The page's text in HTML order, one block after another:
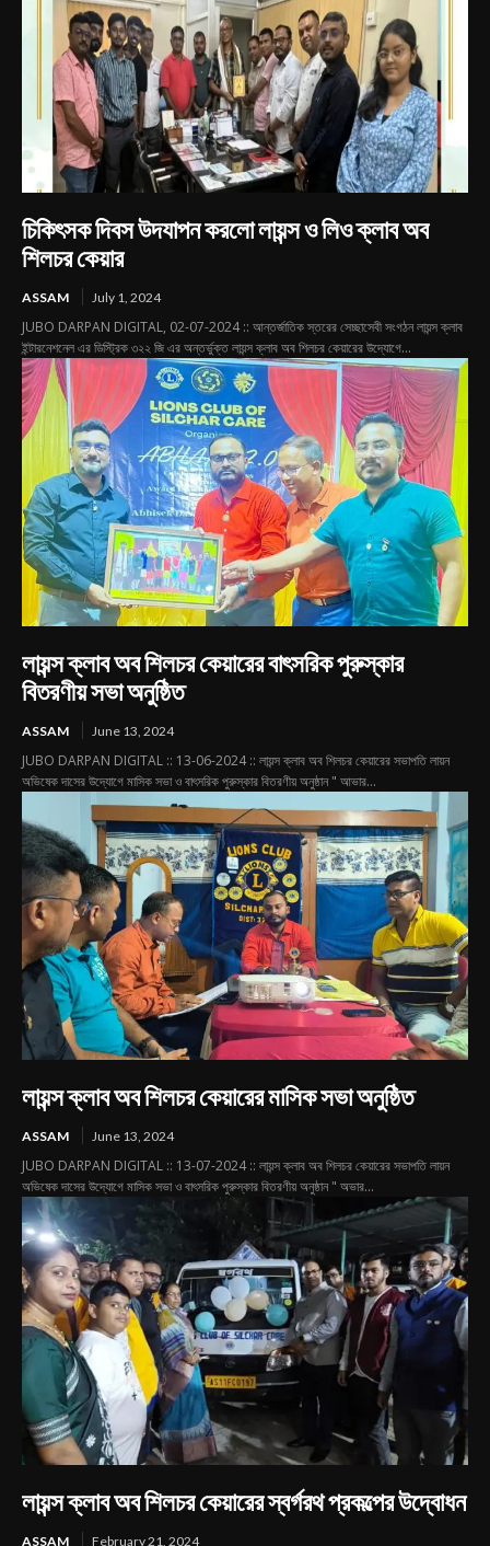
চিকিৎসক দিবস উদযাপন করলো লায়ন্স ও লিও ক্লাব অব
শিলচর কেয়ার
ASSAM July 1, 2024
JUBO DARPAN DIGITAL, 02-07-2024 :: আন্তর্জাতিক স্তরের সেচ্ছাসেবী সংগঠন লায়ন্স ক্লাব
ইন্টারনেশনেল এর ডিস্ট্রিক ৩২২ জি এর অন্তর্ভুক্ত লায়ন্স ক্লাব অব শিলচর কেয়ারের উদ্যোগে...
লায়ন্স ক্লাব অব শিলচর কেয়ারের বাৎসরিক পুরুস্কার
বিতরণীয় সভা অনুষ্ঠিত
ASSAM June 13, 2024
JUBO DARPAN DIGITAL :: 13-06-2024 :: লায়ন্স ক্লাব অব শিলচর কেয়ারের সভাপতি লায়ন
অভিষেক দাসের উদ্যোগে মাসিক সভা ও বাৎসরিক পুরুস্কার বিতরণীয় অনুষ্ঠান " আভার...
লায়ন্স ক্লাব অব শিলচর কেয়ারের মাসিক সভা অনুষ্ঠিত
ASSAM June 13, 2024
JUBO DARPAN DIGITAL :: 13-07-2024 :: লায়ন্স ক্লাব অব শিলচর কেয়ারের সভাপতি লায়ন
অভিষেক দাসের উদ্যোগে মাসিক সভা ও বাৎসরিক পুরুস্কার বিতরণীয় অনুষ্ঠান " অভার...
লায়ন্স ক্লাব অব শিলচর কেয়ারের স্বর্গরথ প্রকল্পের উদ্বোধন
ASSAM February 21, 2024